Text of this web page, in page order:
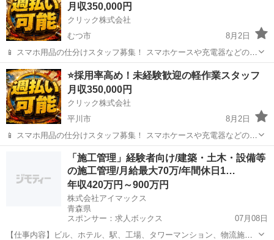
月収350,000円
クリック株式会社
むつ市
8月2日
📱 スマホ用品の仕分けスタッフ募集！ スマホケースや充電器などの仕
分け・検品を行うシンプルなお仕事です♪
━━━━━━━━━━━━━━━━ 📲 ご応募はこちら（24時間受付
中） https://lin.ee/...
青森 むつ市 その他 未経験
⭐採用率高め！未経験歓迎の軽作業スタッフ
月収350,000円
クリック株式会社
平川市
8月2日
📱 スマホ用品の仕分けスタッフ募集！ スマホケースや充電器などの仕
分け・検品を行うシンプルなお仕事です♪
━━━━━━━━━━━━━━━━ 📲 ご応募はこちら（24時間受付
中） https://lin.ee/...
その他 未経験
「施工管理」経験者向け/建築・土木・設備等
の施工管理/月給最大70万/年間休日1…
年収420万円～900万円
株式会社アイマックス
青森県
スポンサー：求人ボックス
07月08日
【仕事内容】ビル、ホテル、駅、工場、タワーマンション、物流施